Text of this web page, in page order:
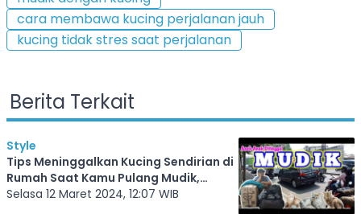
cara membawa kucing perjalanan jauh
kucing tidak stres saat perjalanan
Berita Terkait
Style
Tips Meninggalkan Kucing Sendirian di
Rumah Saat Kamu Pulang Mudik,
Dijamin Anabul Nyaman dan Aman
Selasa 12 Maret 2024, 12:07 WIB